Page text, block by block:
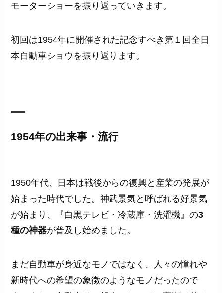
モーターショーを振り返っていきます。
初回は1954年に開催された記念すべき第１回全日
本自動車ショウを振り返ります。
1954年の出来事・流行
1950年代、日本は戦後からの復興と産業の発展が
始まった時代でした。神武景気と呼ばれる好景気
が始まり、『白黒テレビ・冷蔵庫・洗濯機』の3
種の神器が普及し始めました。
まだ自動車が身近なモノではなく、人々の憧れや
新時代への希望の象徴のようなモノだったので